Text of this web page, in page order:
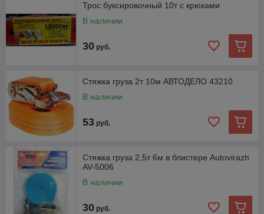
Трос буксировочный 10т с крюками
В наличии
30 руб.
Стяжка груза 2т 10м АВТОДЕЛО 43210
В наличии
53 руб.
Стяжка груза 2,5т 6м в блистере Autovirazh
AV-5006
В наличии
30 руб.